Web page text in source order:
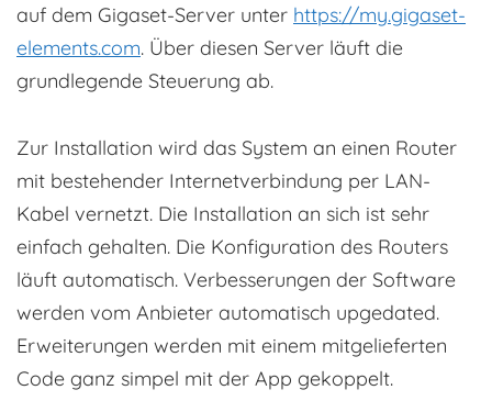
auf dem Gigaset-Server unter https://my.gigaset-
elements.com. Über diesen Server läuft die
grundlegende Steuerung ab.
Zur Installation wird das System an einen Router
mit bestehender Internetverbindung per LAN-
Kabel vernetzt. Die Installation an sich ist sehr
einfach gehalten. Die Konfiguration des Routers
läuft automatisch. Verbesserungen der Software
werden vom Anbieter automatisch upgedated.
Erweiterungen werden mit einem mitgelieferten
Code ganz simpel mit der App gekoppelt.